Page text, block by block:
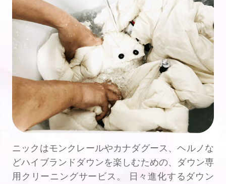
ニックはモンクレールやカナダグース、ヘルノな
どハイブランドダウンを楽しむための、ダウン専
用クリーニングサービス。 日々進化するダウン